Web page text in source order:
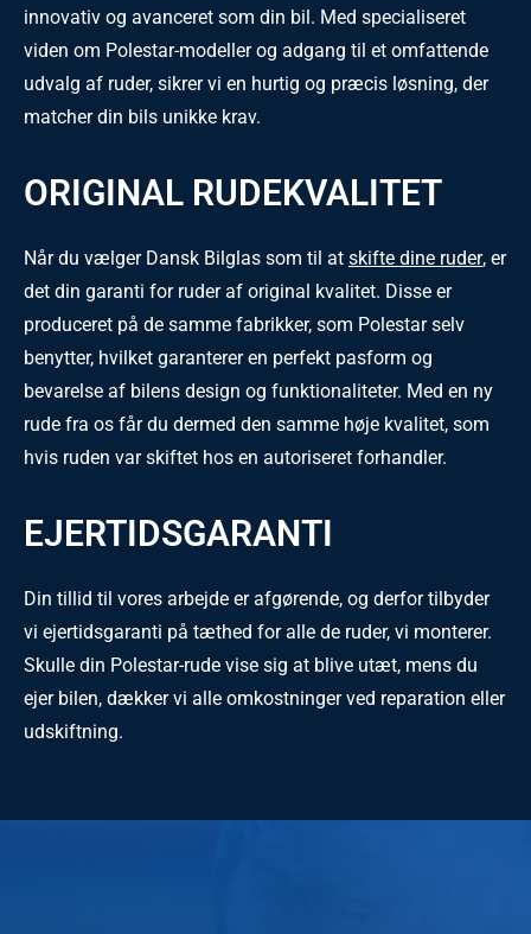
innovativ og avanceret som din bil. Med specialiseret
viden om Polestar-modeller og adgang til et omfattende
udvalg af ruder, sikrer vi en hurtig og præcis løsning, der
matcher din bils unikke krav.
ORIGINAL RUDEKVALITET
Når du vælger Dansk Bilglas som til at skifte dine ruder, er
det din garanti for ruder af original kvalitet. Disse er
produceret på de samme fabrikker, som Polestar selv
benytter, hvilket garanterer en perfekt pasform og
bevarelse af bilens design og funktionaliteter. Med en ny
rude fra os får du dermed den samme høje kvalitet, som
hvis ruden var skiftet hos en autoriseret forhandler.
EJERTIDSGARANTI
Din tillid til vores arbejde er afgørende, og derfor tilbyder
vi ejertidsgaranti på tæthed for alle de ruder, vi monterer.
Skulle din Polestar-rude vise sig at blive utæt, mens du
ejer bilen, dækker vi alle omkostninger ved reparation eller
udskiftning.